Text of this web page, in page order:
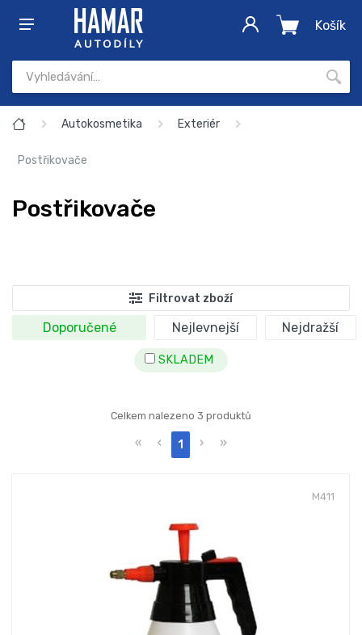
Košík
Autokosmetika Exteriér
Postřikovače
Postřikovače
Filtrovat zboží
Doporučené Nejlevnejší Nejdražší
SKLADEM
Celkem nalezeno 3 produktů
« ‹ 1 › »
M411